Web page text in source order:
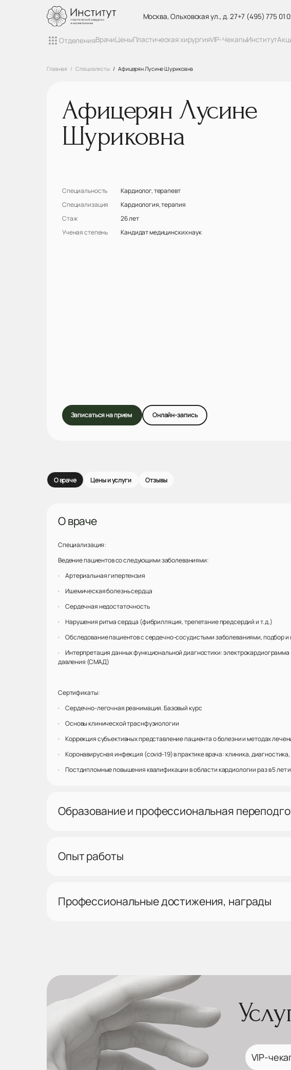
Москва, Ольховская ул., д. 27+7 (495) 775 01
ОтделенияВрачиЦеныПластическая хирургияVIP-ЧекапыИнститут
Главная Специалисты Афицерян Лусине Шуриковна
Афицерян Лусине
Шуриковна
Специальность
Кардиолог, терапевт
Специализация
Кардиология, терапия
Стаж
26 лет
Ученая степень
Кандидат медицинских наук
Записаться на прием Онлайн-запись
О враче Цены и услуги Отзывы
О враче
Специализация:
Ведение пациентов со следующими заболеваниями:
· Артериальная гипертензия
· Ишемическая болезнь сердца
· Сердечная недостаточность
· Нарушения ритма сердца (фибрилляция, трепетание предсердий и т. д.)
· Обследование пациентов с сердечно-сосудистыми заболеваниями, подбор и
· Интерпретация данных функциональной диагностики:
давления (СМАД)
Сертификаты:
· Сердечно-легочная реанимация. Базовый курс
· Основы клинической траснфузиологии
· Коррекция субъективных представление пациента о болезни и методах
· Коронавирусная инфекция (covid-19) в практике врача: клиника,
· Постдипломные повышения квалификации в области кардиологии раз в 5 лет
Образование и профессиональная
Опыт работы
Профессиональные достижения, награды
VIP-